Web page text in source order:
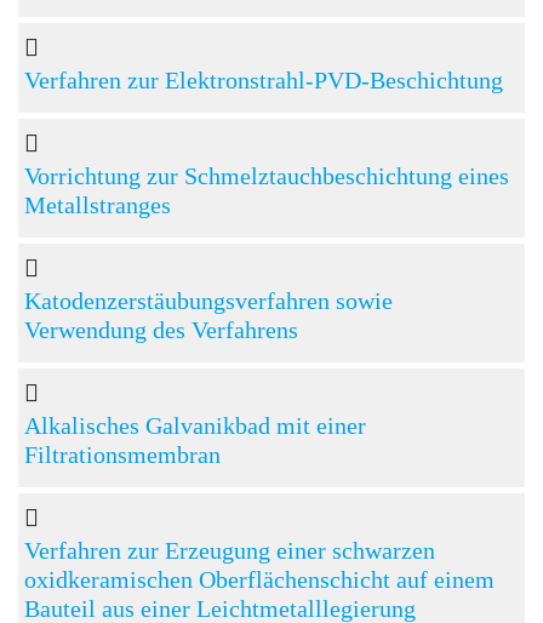
Verfahren zur Elektronstrahl-PVD-Beschichtung
Vorrichtung zur Schmelztauchbeschichtung eines
Metallstranges
Katodenzerstäubungsverfahren sowie
Verwendung des Verfahrens
Alkalisches Galvanikbad mit einer
Filtrationsmembran
Verfahren zur Erzeugung einer schwarzen
oxidkeramischen Oberflächenschicht auf einem
Bauteil aus einer Leichtmetalllegierung